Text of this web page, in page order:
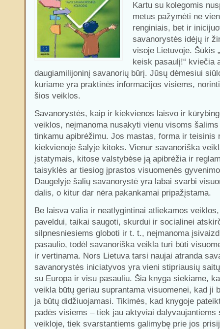
Kartu su kolegomis
metus pažymėti ne
renginiais, bet ir
savanorystės idėjų ir
visoje Lietuvoje. Šūkis
keisk pasaulį!“ kviečia
daugiamilijoninį savanorių būrį. Jūsų dėmesiui
kuriame yra praktinės informacijos visiems,
šios veiklos.
Savanorystės, kaip ir kiekvienos laisvo ir
veiklos, neįmanoma nusakyti vienu visoms
tinkamu apibrėžimu. Jos mastas, forma ir teisinis
kiekvienoje šalyje kitoks. Vienur savanoriška
įstatymais, kitose valstybėse ją apibrėžia ir
taisyklės ar tiesiog įprastos visuomenės
Daugelyje šalių savanorystė yra labai svarbi
dalis, o kitur dar nėra pakankamai pripažįstama.
Be laisva valia ir neatlygintinai atliekamos
paveldui, taikai saugoti, skurdui ir socialinei
silpnesniesiems globoti ir t. t., neįmanoma
pasaulio, todėl savanoriška veikla turi būti
ir vertinama. Nors Lietuva tarsi naujai atranda
savanorystės iniciatyvos yra vieni stipriausių
su Europa ir visu pasauliu. Šia knyga siekiame,
veikla būtų geriau suprantama visuomenei, kad ji
ja būtų didžiuojamasi. Tikimės, kad knygoje
padės visiems – tiek jau aktyviai dalyvaujantiems
veikloje, tiek svarstantiems galimybę prie jos